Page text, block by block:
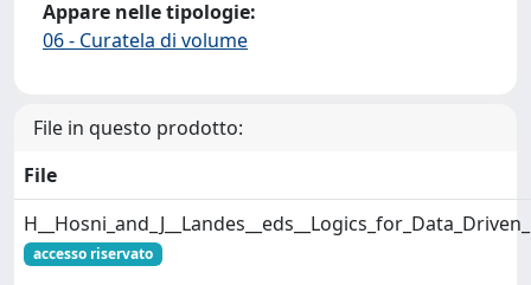
Appare nelle tipologie:
06 - Curatela di volume
File in questo prodotto:
File
accesso riservato